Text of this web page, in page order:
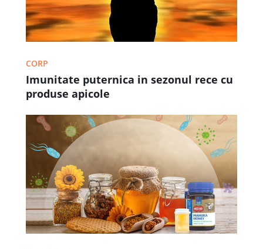
CORP
Imunitate puternica in sezonul rece cu
produse apicole